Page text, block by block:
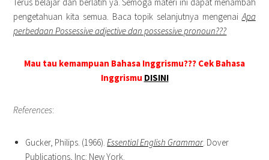
pengetahuan kita semua. Baca topik selanjutnya mengenai Apa
perbedaan Possessive adjective dan possessive pronoun???
Mau tau kemampuan Bahasa Inggrismu??? Cek Bahasa
Inggrismu DISINI
References:
Gucker, Philips. (1966).Essential English Grammar. Dover
Publications, Inc: New York.